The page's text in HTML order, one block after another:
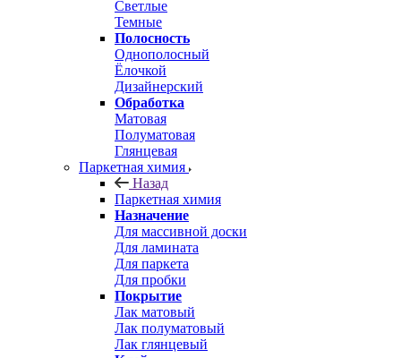
Светлые
Темные
Полосность
Однополосный
Ёлочкой
Дизайнерский
Обработка
Матовая
Полуматовая
Глянцевая
Паркетная химия
Назад
Паркетная химия
Назначение
Для массивной доски
Для ламината
Для паркета
Для пробки
Покрытие
Лак матовый
Лак полуматовый
Лак глянцевый